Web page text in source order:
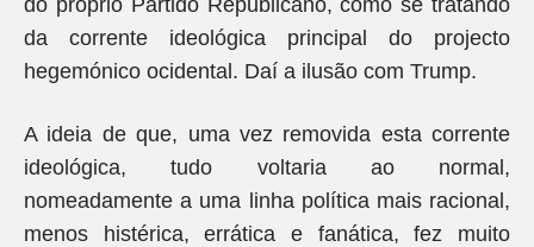
do próprio Partido Republicano, como se tratando
da corrente ideológica principal do projecto
hegemónico ocidental. Daí a ilusão com Trump.
A ideia de que, uma vez removida esta corrente
ideológica, tudo voltaria ao normal,
nomeadamente a uma linha política mais racional,
menos histérica, errática e fanática, fez muito